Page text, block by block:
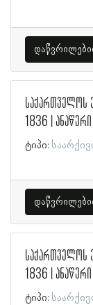
საქართველოს
1836 |
ტიპი:
საქართველოს
1836 |
ტიპი: